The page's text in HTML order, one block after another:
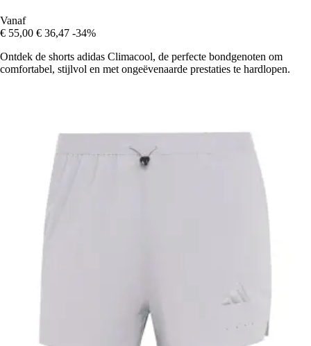
Vanaf
€ 55,00 € 36,47 -34%
Ontdek de shorts adidas Climacool, de perfecte bondgenoten om
comfortabel, stijlvol en met ongeëvenaarde prestaties te hardlopen.